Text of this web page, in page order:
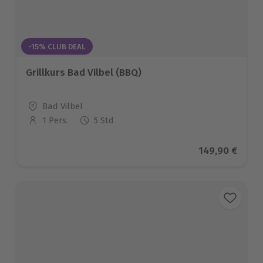
-15% CLUB DEAL
Grillkurs Bad Vilbel (BBQ)
Standort
Bad Vilbel
Anzahl der Teilnehmer
1 Pers. 5 Std
Aktueller
149,90 €